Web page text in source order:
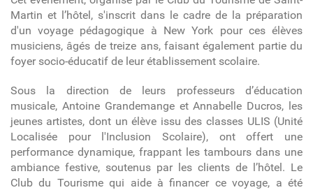
Martin et l’hôtel, s'inscrit dans le cadre de la préparation
d'un voyage pédagogique à New York pour ces élèves
musiciens, âgés de treize ans, faisant également partie du
foyer socio-éducatif de leur établissement scolaire.
Sous la direction de leurs professeurs d’éducation
musicale, Antoine Grandemange et Annabelle Ducros, les
jeunes artistes, dont un élève issu des classes ULIS (Unité
Localisée pour l'Inclusion Scolaire), ont offert une
performance dynamique, frappant les tambours dans une
ambiance festive, soutenus par les clients de l’hôtel. Le
Club du Tourisme qui aide à financer ce voyage, a été